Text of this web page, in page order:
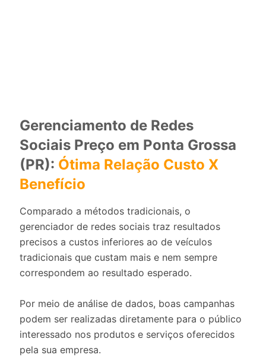
Gerenciamento de Redes
Sociais Preço em Ponta Grossa
(PR): Ótima Relação Custo X
Benefício
Comparado a métodos tradicionais, o
gerenciador de redes sociais traz resultados
precisos a custos inferiores ao de veículos
tradicionais que custam mais e nem sempre
correspondem ao resultado esperado.
Por meio de análise de dados, boas campanhas
podem ser realizadas diretamente para o público
interessado nos produtos e serviços oferecidos
pela sua empresa.